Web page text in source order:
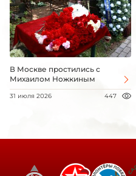
В Москве простились с
Михаилом Ножкиным
31 июля 2026 447